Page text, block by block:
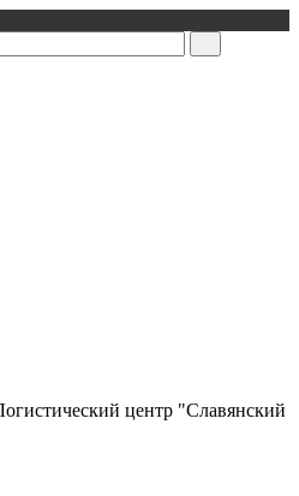
центр "Славянский